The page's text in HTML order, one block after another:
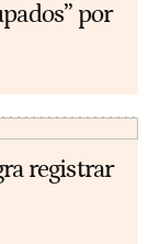
por
registrar